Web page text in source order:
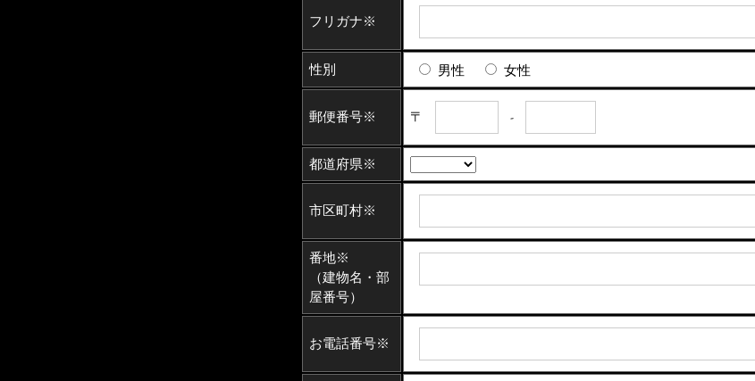
フリガナ※
性別 男性 女性
郵便番号※ 〒 -
都道府県※
市区町村※
番地※
（建物名・部
屋番号）
お電話番号※